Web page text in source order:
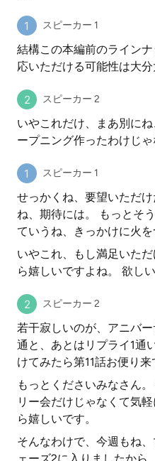
スピーカー 1
結構この本編前のライン
応いただける可能性は大分
スピーカー 2
いやこれだけ、まあ別に
ープニング作ったわけじゃ
スピーカー 1
せっかくね、要望いただ
ね、期待には。 もっとそ
ていうね、きっかけに火を
いやこれ、もし満足いた
ら嬉しいですよね。 欲し
スピーカー 2
若干寂しいのが、アニバ
通と、あとはリプライ1通
けてみたら第11話お便り来
もっとくださいみなさん
リー会だけじゃなくて気
ら嬉しいです。
そんなわけで、今週もね